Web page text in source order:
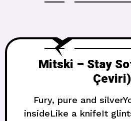
Mitski – Stay
Çeviri)
Fury, pure and
insideLike a knifeIt